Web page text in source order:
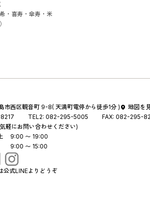
・喜寿・傘寿・米
市西区観音町 9-8( 天満町電停から徒歩1分 )
地図を
TEL2: 082-295-5005 FAX: 082-295-
軽にお問い合わせください)
9:00 〜 19:00
9:00 〜 15:00
式LINEよりどうぞ